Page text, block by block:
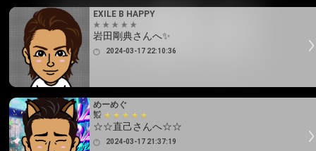
EXILE B HAPPY
岩田剛典さんへ✨
2024-03-17 22:10:36
めーめぐ
☆☆直己さんへ☆☆
2024-03-17 21:37:19